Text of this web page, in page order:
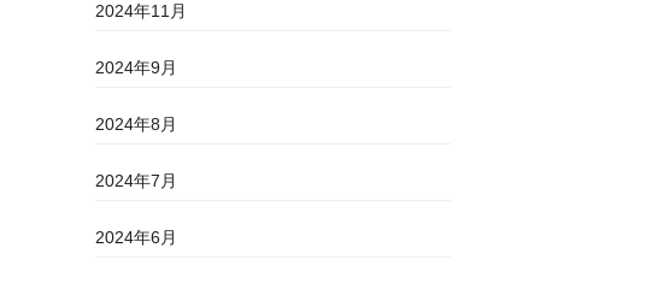
2024年11月
2024年9月
2024年8月
2024年7月
2024年6月